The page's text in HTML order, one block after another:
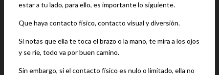
estar a tu lado, para ello, es importante lo siguiente.
Que haya contacto físico, contacto visual y diversión.
Si notas que ella te toca el brazo o la mano, te mira a los ojos
y se ríe, todo va por buen camino.
Sin embargo, si el contacto físico es nulo o limitado, ella no